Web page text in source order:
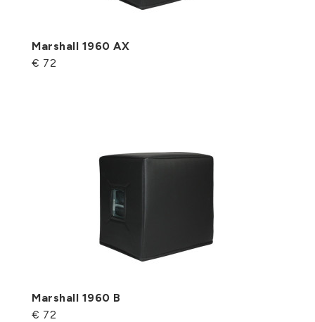
Marshall 1960 AX
€ 72
Marshall 1960 B
€ 72